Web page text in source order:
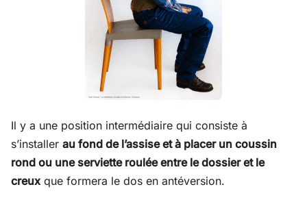
Il y a une position intermédiaire qui consiste à
s’installer au fond de l’assise et à placer un coussin
rond ou une serviette roulée entre le dossier et le
creuxque formera le dos en antéversion.